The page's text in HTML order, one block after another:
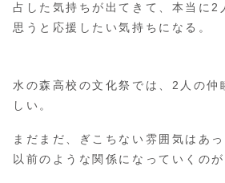
占した気持ちが出てきて、本当に2
思うと応援したい気持ちになる。
水の森高校の文化祭では、2人の仲
しい。
まだまだ、ぎこちない雰囲気はあ
以前のような関係になっていくの